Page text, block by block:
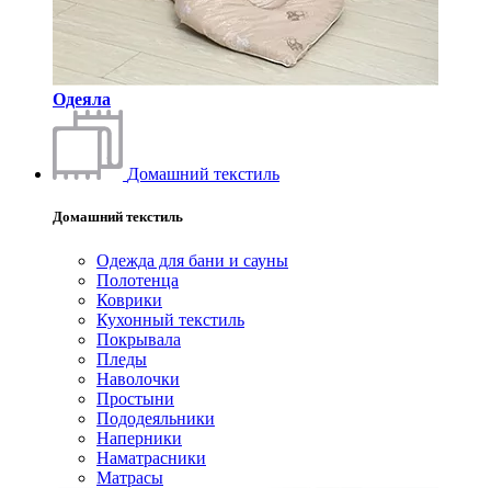
Одеяла
Домашний текстиль
Домашний текстиль
Одежда для бани и сауны
Полотенца
Коврики
Кухонный текстиль
Покрывала
Пледы
Наволочки
Простыни
Пододеяльники
Наперники
Наматрасники
Матрасы